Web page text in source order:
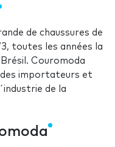
de chaussures de
toutes les années la
Couromoda
des importateurs et
de la